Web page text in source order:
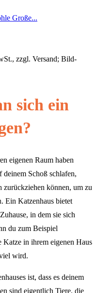
Große...
zzgl. Versand; Bild-
sich ein
eigenen Raum haben
deinem Schoß schlafen,
zurückziehen können, um zu
Ein Katzenhaus bietet
in dem sie sich
du zum Beispiel
Katze in ihrem eigenen Haus
wird.
ist, dass es deinem
sind eigentlich Tiere, die